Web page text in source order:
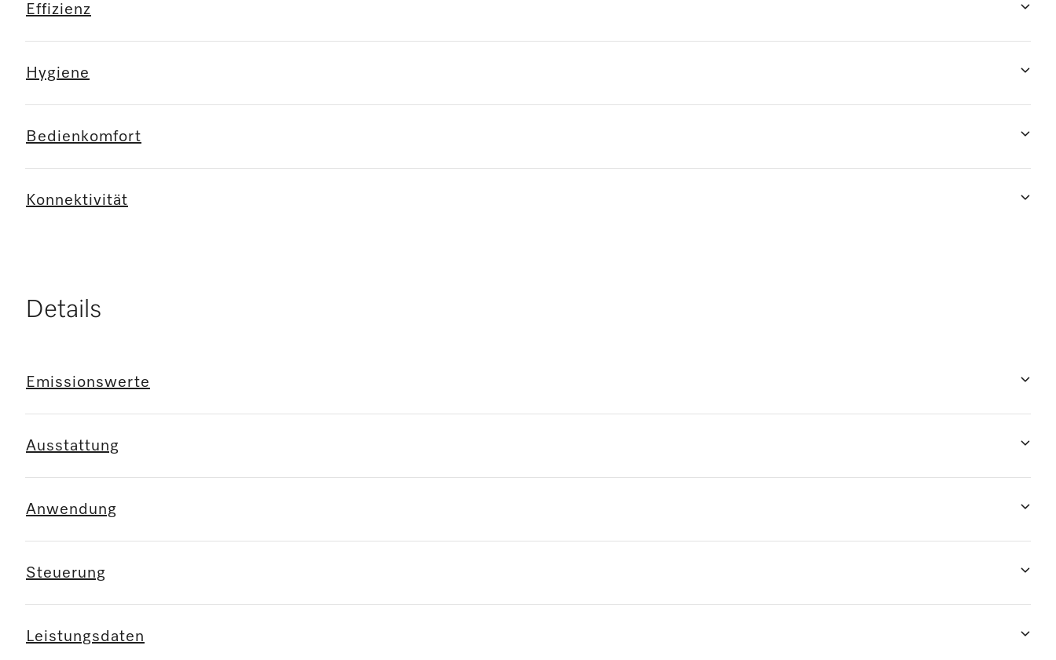
Effizienz
Hygiene
Bedienkomfort
Konnektivität
Details
Emissionswerte
Ausstattung
Anwendung
Steuerung
Leistungsdaten